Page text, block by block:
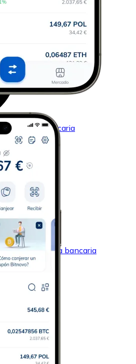
transferencia bancaria
bancaria
con transferencia bancaria